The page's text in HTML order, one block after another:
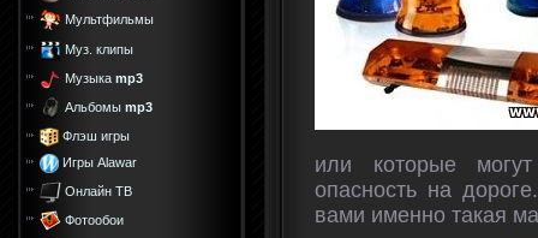
Мультфильмы
Муз. клипы
Музыка mp3
Альбомы mp3
Флэш игры
Игры Alawar
Онлайн ТВ
Фотообои
или которые могут
опасность на
вами именно такая